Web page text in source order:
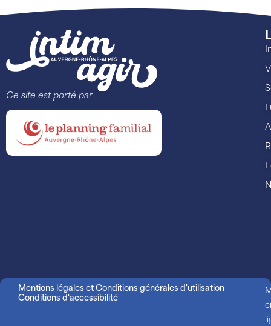
Ce site est porté par
Mentions légales et Conditions générales d'utilisation
Conditions d'accessibilité